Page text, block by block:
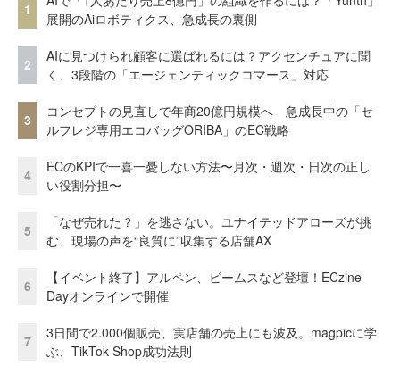
1
展開のAiロボティクス、急成長の裏側
2
AIに見つけられ顧客に選ばれるには？アクセンチュアに聞
く、3段階の「エージェンティックコマース」対応
3
コンセプトの見直しで年商20億円規模へ 急成長中の「セ
ルフレジ専用エコバッグORIBA」のEC戦略
4
ECのKPIで一喜一憂しない方法〜月次・週次・日次の正し
い役割分担〜
5
「なぜ売れた？」を逃さない。ユナイテッドアローズが挑
む、現場の声を“良質に”収集する店舗AX
6
【イベント終了】アルペン、ビームスなど登壇！ECzine
Dayオンラインで開催
7
3日間で2.000個販売、実店舗の売上にも波及。magpicに学
ぶ、TikTok Shop成功法則